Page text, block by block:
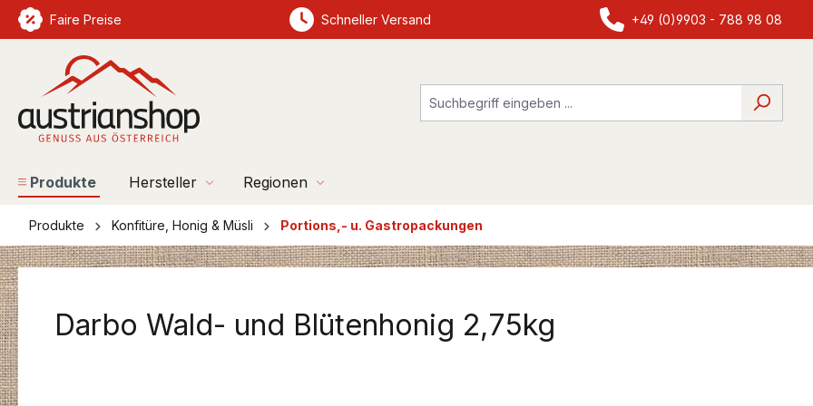
Zur Hauptnavigation springen
Faire Preise Schneller Versand +49 (0)9903 - 788 98 08
Produkte Hersteller Regionen
Produkte Konfitüre, Honig & Müsli Portions,- u. Gastropackungen
Darbo Wald- und Blütenhonig 2,75kg